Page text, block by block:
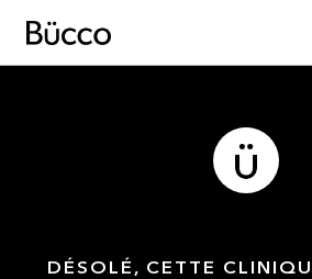
DÉSOLÉ, CETTE